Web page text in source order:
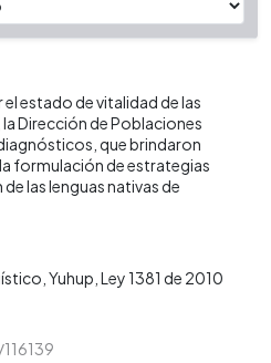
estado de vitalidad de las
Dirección de Poblaciones
que brindaron
formulación de estrategias​​
las lenguas nativas de
Yuhup Ley 1381 de 2010